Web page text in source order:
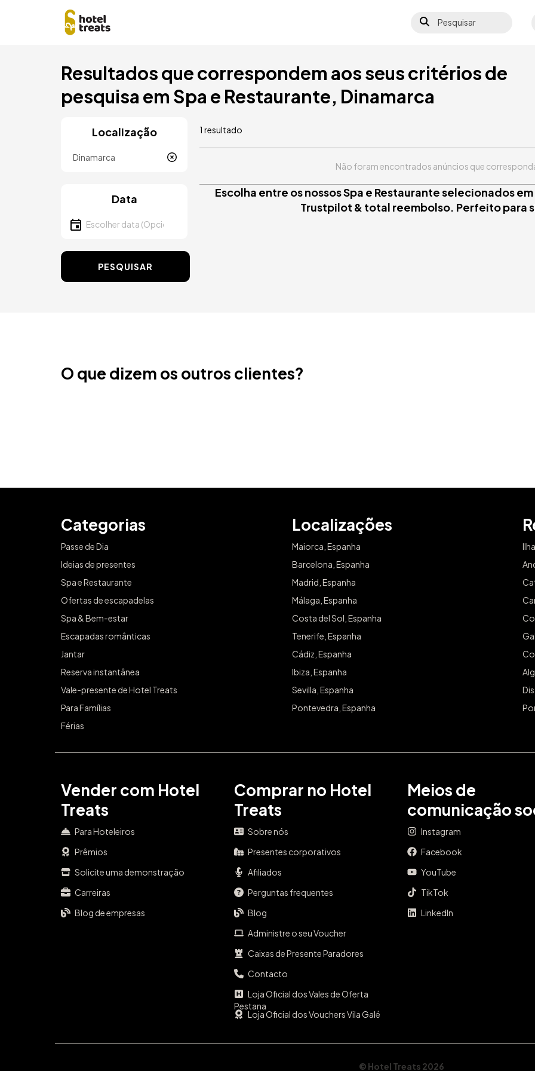
Pesquisar
Resultados que correspondem aos seus critérios de
pesquisa em Spa e Restaurante, Dinamarca
Localização
Data
Escolher data
PESQUISAR
1 resultado
Não foram encontrados anúncios que
Escolha entre os nossos Spa e Restaurante selecionados
Trustpilot & total reembolso. Perfeito para
O que dizem os outros clientes?
Categorias
Passe de Dia
Ideias de presentes
Spa e Restaurante
Ofertas de escapadelas
Spa & Bem-estar
Escapadas românticas
Jantar
Reserva instantânea
Vale-presente de Hotel Treats
Para Famílias
Férias
Localizações
Maiorca, Espanha
Barcelona, Espanha
Madrid, Espanha
Málaga, Espanha
Costa del Sol, Espanha
Tenerife, Espanha
Cádiz, Espanha
Ibiza, Espanha
Sevilla, Espanha
Pontevedra, Espanha
Vender com Hotel
Treats
Para Hoteleiros
Prêmios
Solicite uma demonstração
Carreiras
Blog de empresas
Comprar no Hotel
Treats
Sobre nós
Presentes corporativos
Afiliados
Perguntas frequentes
Blog
Administre o seu Voucher
Caixas de Presente Paradores
Contacto
Loja Oficial dos Vales de Oferta
Pestana
Loja Oficial dos Vouchers Vila Galé
Meios de
comunicação
Instagram
Facebook
YouTube
TikTok
LinkedIn
© Hotel Treats 2026